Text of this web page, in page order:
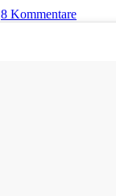
8 Kommentare